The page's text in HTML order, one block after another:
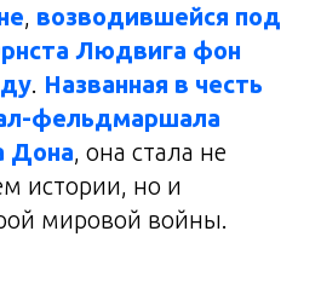
, возводившейся под
Людвига фон
. Названная в честь
фельдмаршала
Дона, она стала не
истории, но и
мировой войны.